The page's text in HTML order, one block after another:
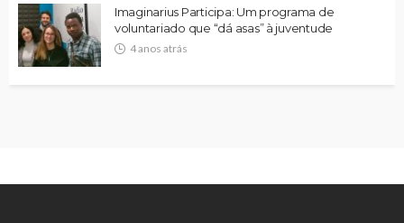
Imaginarius Participa: Um programa de
voluntariado que “dá asas” à juventude
4 anos atrás